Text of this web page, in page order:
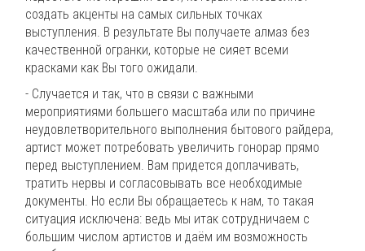
создать акценты на самых сильных точках
выступления. В результате Вы получаете алмаз без
качественной огранки, которые не сияет всеми
красками как Вы того ожидали.
- Случается и так, что в связи с важными
мероприятиями большего масштаба или по причине
неудовлетворительного выполнения бытового райдера,
артист может потребовать увеличить гонорар прямо
перед выступлением. Вам придется доплачивать,
тратить нервы и согласовывать все необходимые
документы. Но если Вы обращаетесь к нам, то такая
ситуация исключена: ведь мы итак сотрудничаем с
большим числом артистов и даём им возможность